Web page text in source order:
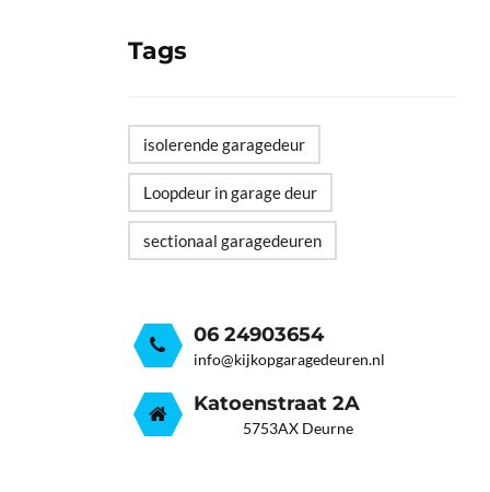
Tags
isolerende garagedeur
Loopdeur in garage deur
sectionaal garagedeuren
06 24903654
info@kijkopgaragedeuren.nl
Katoenstraat 2A
5753AX Deurne